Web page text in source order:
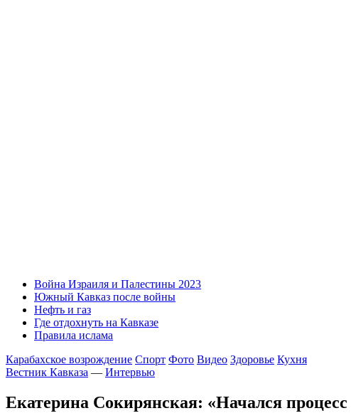
Война Израиля и Палестины 2023
Южный Кавказ после войны
Нефть и газ
Где отдохнуть на Кавказе
Правила ислама
Карабахское возрождение Спорт Фото Видео Здоровье Кухня
Вестник Кавказа — Интервью
Екатерина Сокирянская: «Начался